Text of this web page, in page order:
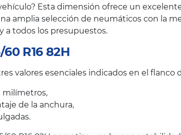
Esta dimensión ofrece un
amplia selección de neumáticos con la
a todos los presupuestos.
R16 82H
valores esenciales indicados en el flanco
milímetros,
de la anchura,